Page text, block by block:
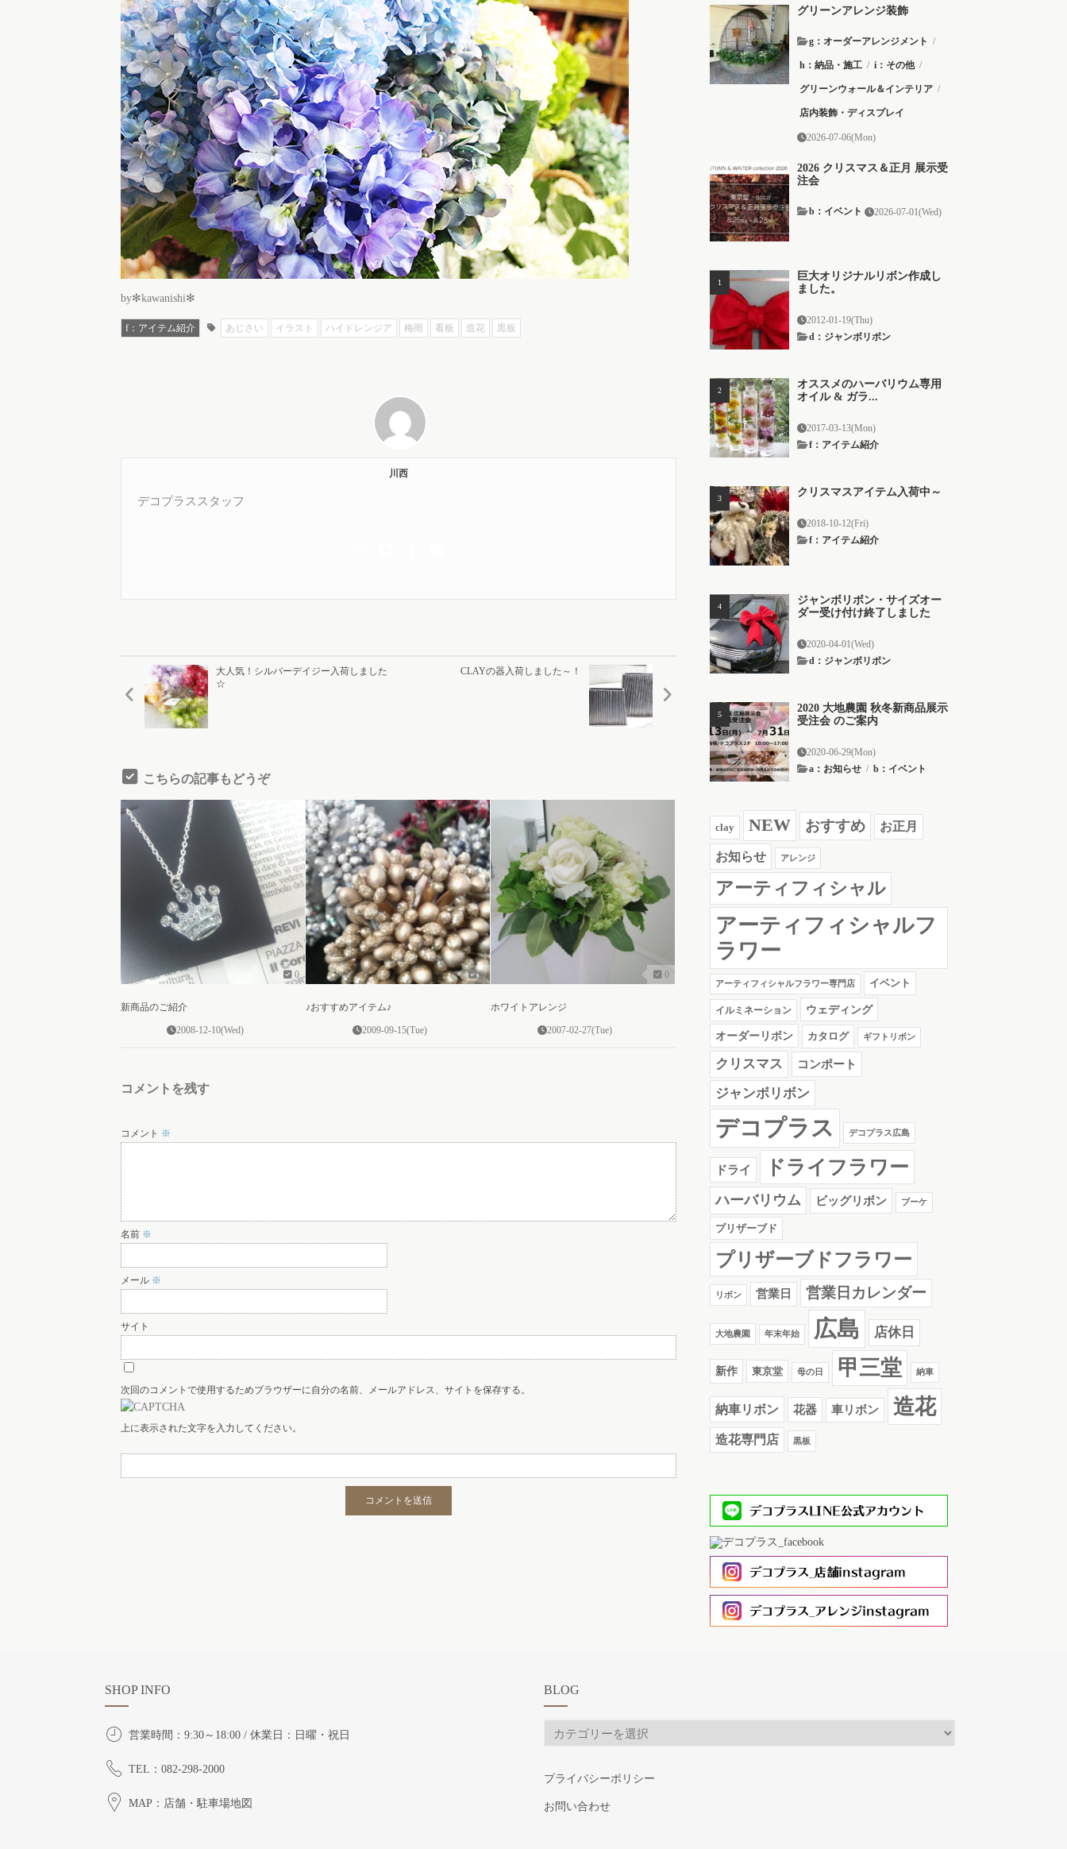
by✻kawanishi✻
f：アイテム紹介 あじさい イラスト ハイドレンジア 梅雨 看板 造花 黒板
川西
デコプラススタッフ
大人気！シルバーデイジー入荷しました
☆
CLAYの器入荷しました～！
こちらの記事もどうぞ
0
新商品のご紹介
2008-12-10(Wed)
0
♪おすすめアイテム♪
2009-09-15(Tue)
0
ホワイトアレンジ
2007-02-27(Tue)
コメントを残す
コメント ※
名前 ※
メール ※
サイト
次回のコメントで使用するためブラウザーに自分の名前、メールアドレス、サイトを保存する。
上に表示された文字を入力してください。
グリーンアレンジ装飾
g：オーダーアレンジメント /
h：納品・施工 / i：その他 /
グリーンウォール＆インテリア /
店内装飾・ディスプレイ
2026-07-06(Mon)
2026 クリスマス＆正月 展示受
注会
b：イベント 2026-07-01(Wed)
巨大オリジナルリボン作成し
ました。
2012-01-19(Thu)
d：ジャンボリボン
オススメのハーバリウム専用
オイル & ガラ...
2017-03-13(Mon)
f：アイテム紹介
クリスマスアイテム入荷中～
2018-10-12(Fri)
f：アイテム紹介
ジャンボリボン・サイズオー
ダー受け付け終了しました
2020-04-01(Wed)
d：ジャンボリボン
2020 大地農園 秋冬新商品展示
受注会 のご案内
2020-06-29(Mon)
a：お知らせ / b：イベント
clay NEW おすすめ お正月
お知らせ アレンジ
アーティフィシャル
アーティフィシャルフ
ラワー
アーティフィシャルフラワー専門店 イベント
イルミネーション ウェディング
オーダーリボン カタログ ギフトリボン
クリスマス コンポート
ジャンボリボン
デコプラス デコプラス広島
ドライ ドライフラワー
ハーバリウム ビッグリボン ブーケ
プリザーブド
プリザーブドフラワー
リボン 営業日 営業日カレンダー
大地農園 年末年始 広島 店休日
新作 東京堂 母の日 甲三堂 納車
納車リボン 花器 車リボン 造花
造花専門店 黒板
SHOP INFO
営業時間：9:30～18:00 / 休業日：日曜・祝日
TEL：082-298-2000
MAP：店舗・駐車場地図
BLOG
BLOG
プライバシーポリシー
お問い合わせ